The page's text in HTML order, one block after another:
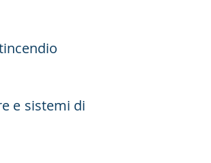
e sistemi di